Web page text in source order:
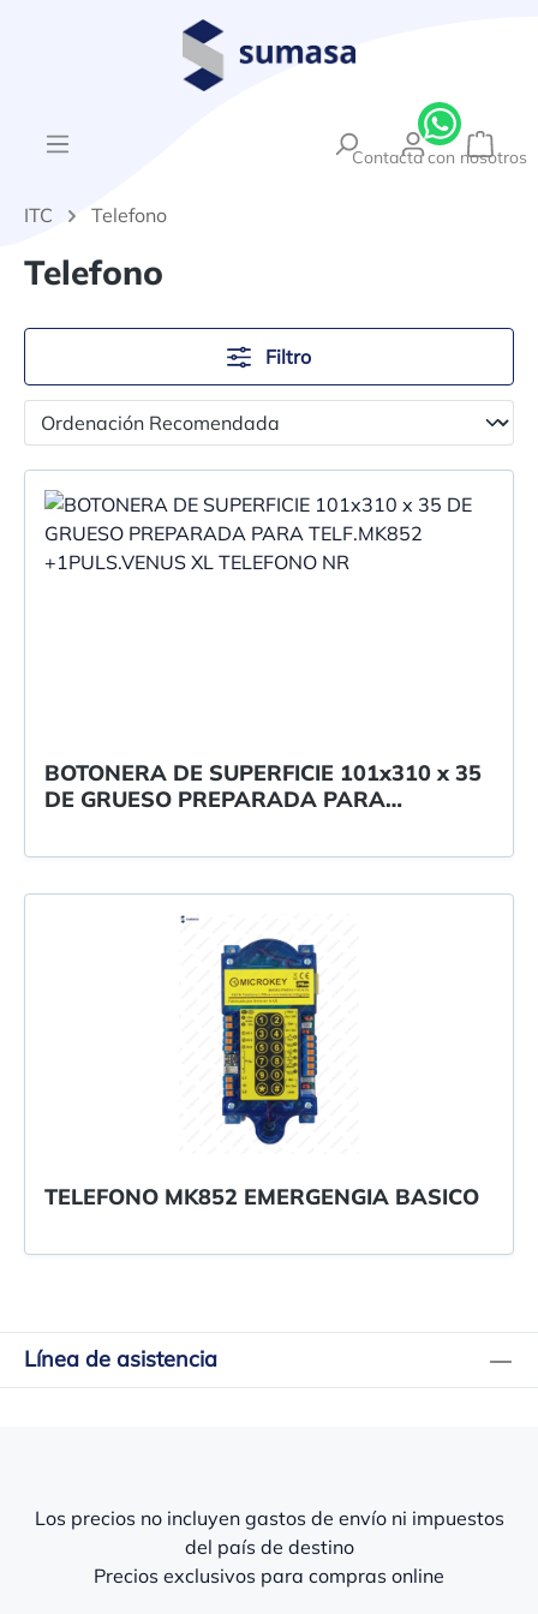
ITC Telefono
Telefono
Filtro
BOTONERA DE SUPERFICIE 101x310 x 35
DE GRUESO PREPARADA PARA
TELEFONO NR
TELEFONO MK852 EMERGENGIA BASICO
Línea de asistencia
Los precios no incluyen gastos de envío ni impuestos
del país de destino
Precios exclusivos para compras online
Contacta con nosotros